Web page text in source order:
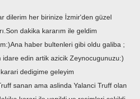
dilerim her birinize İzmir'den güzel
dakika kararım ile geldim
haber bultenleri gibi oldu galiba ;
edin artik azicik Zeynocugunuzu:)
dedigime geleyim
sanan ama aslinda Yalanci Truff olan